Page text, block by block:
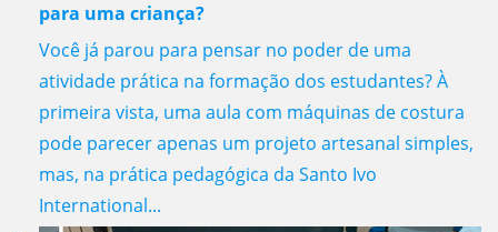
para uma criança?
Você já parou para pensar no poder de uma
atividade prática na formação dos estudantes? À
primeira vista, uma aula com máquinas de costura
pode parecer apenas um projeto artesanal simples,
mas, na prática pedagógica da Santo Ivo
International...